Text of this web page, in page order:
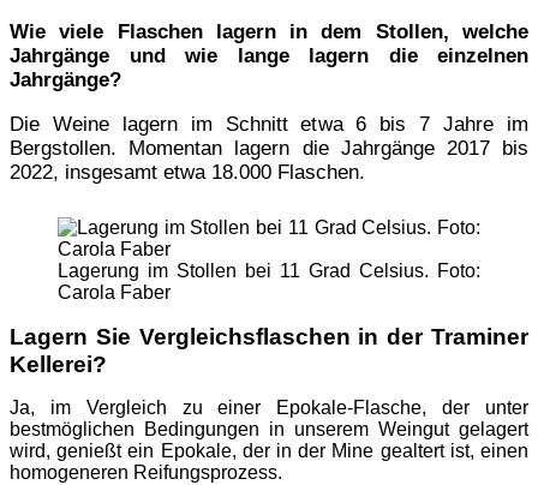
Wie viele Flaschen lagern in dem Stollen, welche
Jahrgänge und wie lange lagern die einzelnen
Jahrgänge?
Die Weine lagern im Schnitt etwa 6 bis 7 Jahre im
Bergstollen. Momentan lagern die Jahrgänge 2017 bis
2022, insgesamt etwa 18.000 Flaschen.
Lagerung im Stollen bei 11 Grad Celsius. Foto:
Carola Faber
Lagern Sie Vergleichsflaschen in der Traminer
Kellerei?
Ja, im Vergleich zu einer Epokale-Flasche, der unter
bestmöglichen Bedingungen in unserem Weingut gelagert
wird, genießt ein Epokale, der in der Mine gealtert ist, einen
homogeneren Reifungsprozess.